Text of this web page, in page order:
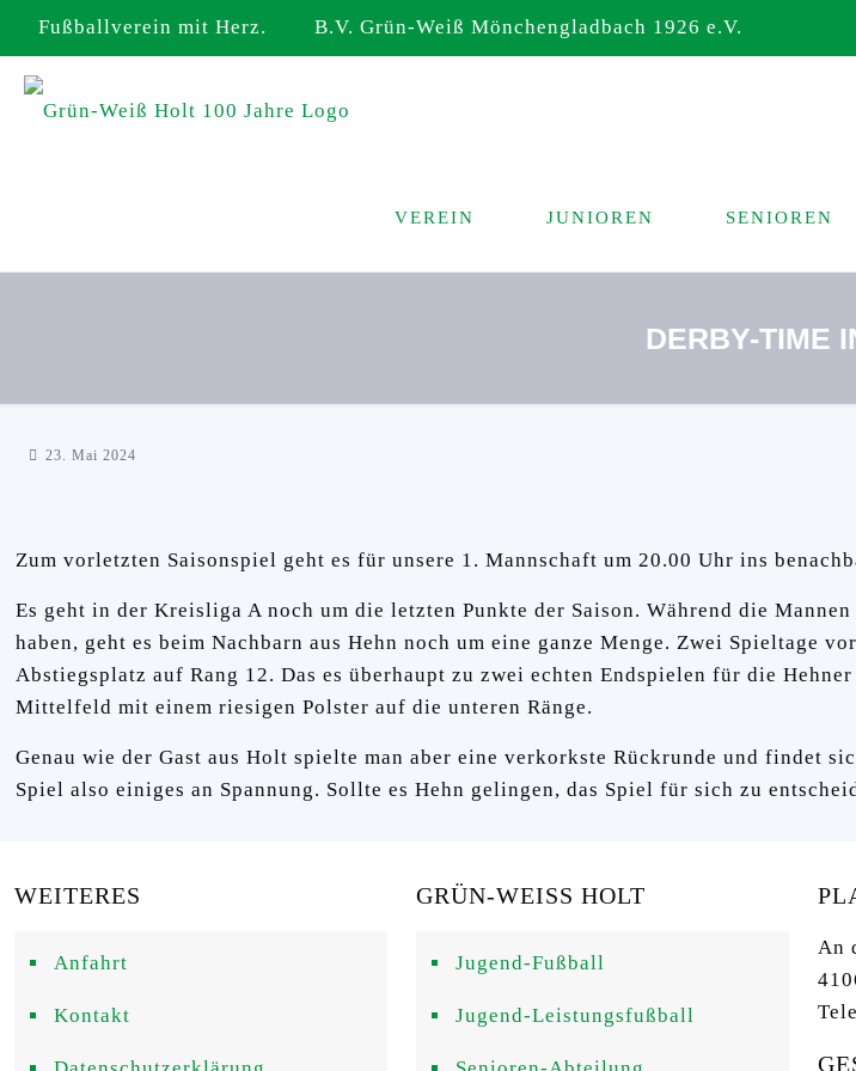
Fußballverein mit Herz. B.V. Grün-Weiß Mönchengladbach 1926 e.V.
VEREIN JUNIOREN SENIOREN
DERBY-TIME
23. Mai 2024
Zum vorletzten Saisonspiel geht es für unsere 1. Mannschaft um 20.00 Uhr ins
Es geht in der Kreisliga A noch um die letzten Punkte der Saison. Während die
haben, geht es beim Nachbarn aus Hehn noch um eine ganze Menge. Zwei Spieltage
Abstiegsplatz auf Rang 12. Das es überhaupt zu zwei echten Endspielen für die
Mittelfeld mit einem riesigen Polster auf die unteren Ränge.
Genau wie der Gast aus Holt spielte man aber eine verkorkste Rückrunde und findet
Spiel also einiges an Spannung. Sollte es Hehn gelingen, das Spiel für sich zu
WEITERES
Anfahrt
Kontakt
GRÜN-WEISS HOLT
Jugend-Fußball
Jugend-Leistungsfußball
An